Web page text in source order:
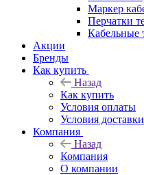
Маркер
Перчатки
Кабельные
Акции
Бренды
Как купить
Назад
Как купить
Условия оплаты
Условия доставки
Компания
Назад
Компания
О компании